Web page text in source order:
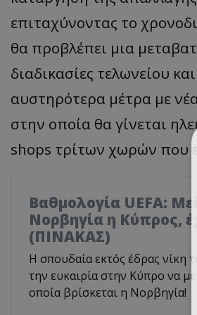
επιταχύνοντας το
θα προβλέπει μια
διαδικασίες τελωνείου
αυστηρότερα μέτρα με
στην οποία θα γίνεται
shops τρίτων χωρών που
Βαθμολογία UEFA:
Νορβηγία η Κύπρος,
(ΠΙΝΑΚΑΣ)
Η σπουδαία εκτός έδρας
την ευκαιρία στην Κύπρο να
οποία βρίσκεται η Νορβηγία!